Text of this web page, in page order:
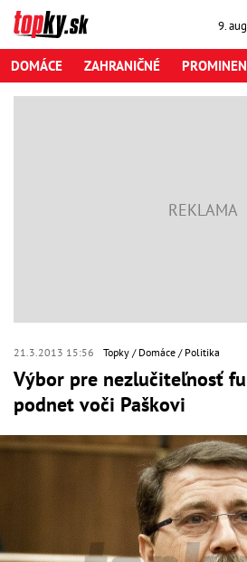
9.
DOMÁCE ZAHRANIČNÉ
21.3.2013 15:56 Topky Domáce Politika
Výbor pre nezlučiteľnosť
podnet voči Paškovi